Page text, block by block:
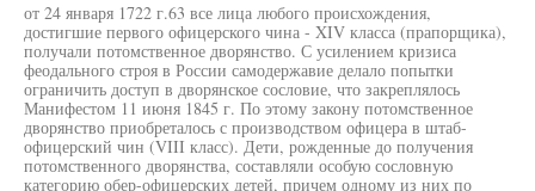
от 24 января 1722 г.63 все лица любого происхождения,
достигшие первого офицерского чина - XIV класса (прапорщика),
получали потомственное дворянство. С усилением кризиса
феодального строя в России самодержавие делало попытки
ограничить доступ в дворянское сословие, что закреплялось
Манифестом 11 июня 1845 г. По этому закону потомственное
дворянство приобреталось с производством офицера в штаб-
офицерский чин (VIII класс). Дети, рожденные до получения
потомственного дворянства, составляли особую сословную
категорию обер-офицерских детей, причем одному из них по